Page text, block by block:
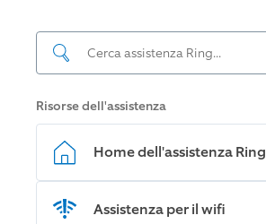
Risorse dell'assistenza
Home dell'assistenza Ring
Assistenza per il wifi